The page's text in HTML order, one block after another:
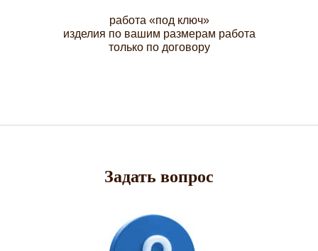
работа «под ключ»
изделия по вашим размерам работа
только по договору
Задать вопрос